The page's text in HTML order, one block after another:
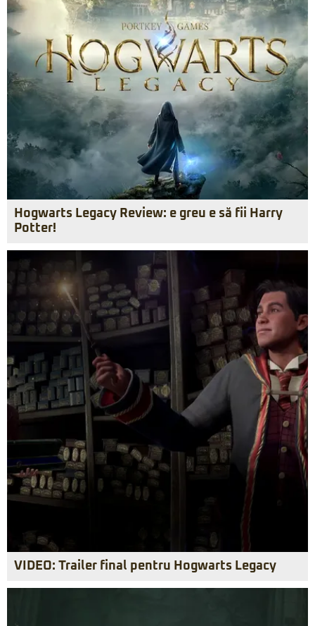
Hogwarts Legacy Review: e greu e să fii Harry
Potter!
VIDEO: Trailer final pentru Hogwarts Legacy